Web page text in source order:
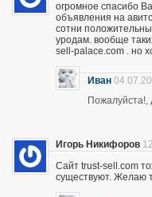
огромное спасибо
объявления на
сотни
уродам. вообще
sell-palace.com . но
Иван
Пожалуйста!,
Игорь Никифоров
Сайт trust-sell.com
существуют. Желаю